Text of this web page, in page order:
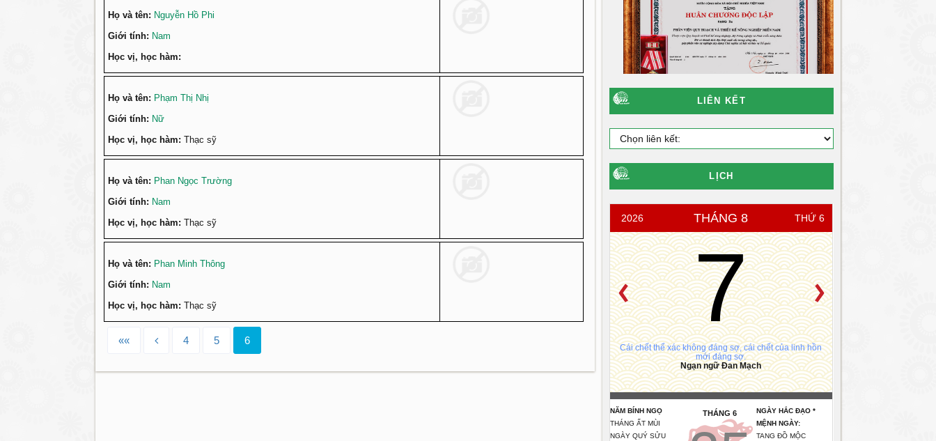
Họ và tên: Nguyễn Hồ Phi
Giới tính: Nam
Học vị, học hàm:
Họ và tên: Phạm Thị Nhị
Giới tính: Nữ
Học vị, học hàm: Thạc sỹ
Họ và tên: Phan Ngọc Trường
Giới tính: Nam
Học vị, học hàm: Thạc sỹ
Họ và tên: Phan Minh Thông
Giới tính: Nam
Học vị, học hàm: Thạc sỹ
«« 4 5 6
LIÊN KẾT
LỊCH
2026 THÁNG 8 THỨ 6
7
Cái chết thể xác không đáng sợ, cái chết của linh hồn
mới đáng sợ.
Ngạn ngữ Đan Mạch
NĂM BÍNH NGỌ
THÁNG ẤT MÙI
NGÀY QUÝ SỬU
THÁNG 6
NGÀY HẮC ĐẠO *
MỆNH NGÀY:
TANG ĐỒ MỘC